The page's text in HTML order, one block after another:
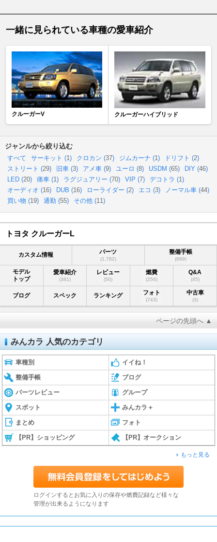
一緒に見られている車種の愛車紹介
クルーガーV クルーガーハイブリッド
ジャンルから絞り込む
すべて サーキット (1) クロカン (37) ジムカーナ (1) ドリフト (2)
ストリート (29) 旧車 (3) アメ車 (9) ユーロ (8) USDM (65) DIY (46)
LED (20) 痛車 (1) ラグジュアリー (70) VIP (7) デコトラ (1)
オーディオ (16) DUB (16) ローライダー (2) エコ (3) ノーマル車 (44)
買い物 (19) 通勤 (55) その他 (11)
トヨタ クルーガーL
カスタム情報 パーツ
(1,782)
整備手帳
(689)
モデル
トップ
愛車紹介
(381)
レビュー
(50)
燃費
(256)
Q&A
(45)
ブログ スペック ランキング フォト
(743)
中古車
(3)
ページの先頭へ ▲
みんカラ 人気のカテゴリ
車種別 イイね！
整備手帳 ブログ
パーツレビュー グループ
スポット みんカラ＋
まとめ フォト
【PR】ショッピング 【PR】オークション
もっと見る
ログインするとお気に入りの保存や燃費記録など様々な
管理が出来るようになります